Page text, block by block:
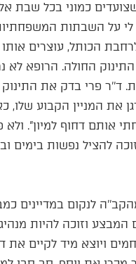
שצועדים כמוני בכל שבת
לי על השבתות
הכותל, עוצרים אותו
החולה. הרופא לא
פרי בדק את התינוק
את המניין הקבוע שלו,
אותם דחוף למיון”.
להציל נפשות בימים
לנקום במדיינים
וזוכה להיות
כך נוהג המצביע הצנוע. הוא מארגן בזריזות רבה 12 אלף